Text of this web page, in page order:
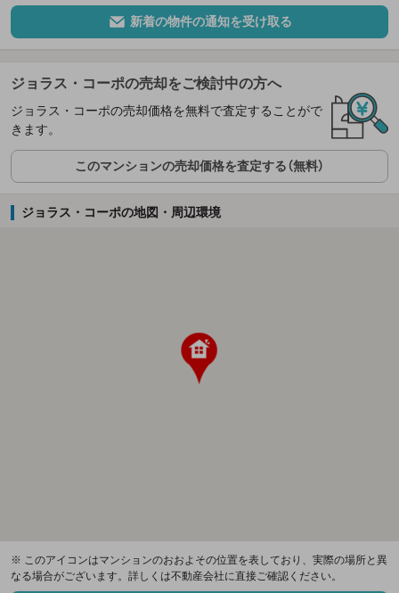
新着の物件の通知を受け取る
ジョラス・コーポの売却をご検討中の方へ
ジョラス・コーポの売却価格を無料で査定することがで
きます。
このマンションの売却価格を査定する（無料）
ジョラス・コーポの地図・周辺環境
※ このアイコンはマンションのおおよその位置を表しており、実際の場所と異
なる場合がございます。詳しくは不動産会社に直接ご確認ください。